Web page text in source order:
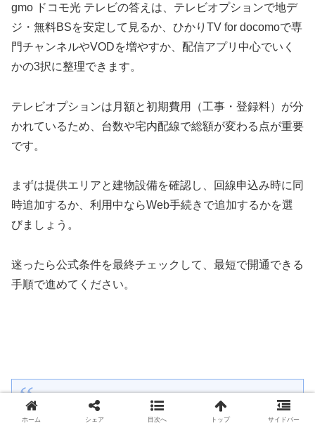
gmo ドコモ光 テレビの答えは、テレビオプションで地デ
ジ・無料BSを安定して見るか、ひかりTV for docomoで専
門チャンネルやVODを増やすか、配信アプリ中心でいく
かの3択に整理できます。
テレビオプションは月額と初期費用（工事・登録料）が分
かれているため、台数や宅内配線で総額が変わる点が重要
です。
まずは提供エリアと建物設備を確認し、回線申込み時に同
時追加するか、利用中ならWeb手続きで追加するかを選
びましょう。
迷ったら公式条件を最終チェックして、最短で開通できる
手順で進めてください。
公式情報の参照先（料金・条件の最終確認）
ホーム シェア 目次へ トップ サイドバー